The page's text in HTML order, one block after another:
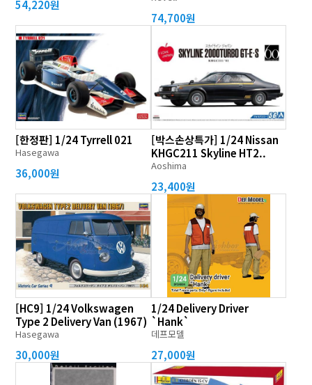
54,220원
74,700원
[한정판] 1/24 Tyrrell 021
Hasegawa
36,000원
[박스손상특가] 1/24 Nissan
KHGC211 Skyline HT2..
Aoshima
23,400원
[HC9] 1/24 Volkswagen
Type 2 Delivery Van (1967)
Hasegawa
30,000원
1/24 Delivery Driver
`Hank`
데프모델
27,000원